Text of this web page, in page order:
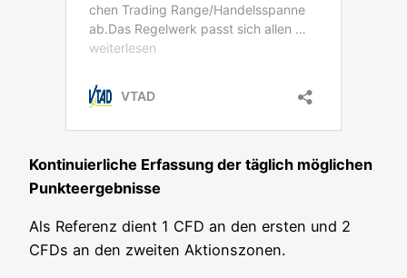
Kon­ti­nu­ier­li­che Erfas­sung der täg­lich mög­li­chen
Punkteergebnisse
Als Refe­renz dient 1 CFD an den ers­ten und 2
CFDs an den zwei­ten Aktionszonen.